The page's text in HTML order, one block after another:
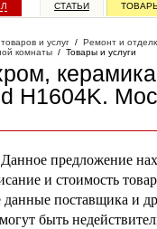
СТАТЬИ
и услуг / Ремонт и
комнаты / Товары и услуги
H1604K.
предложение
и стоимость
данные поставщика и
быть